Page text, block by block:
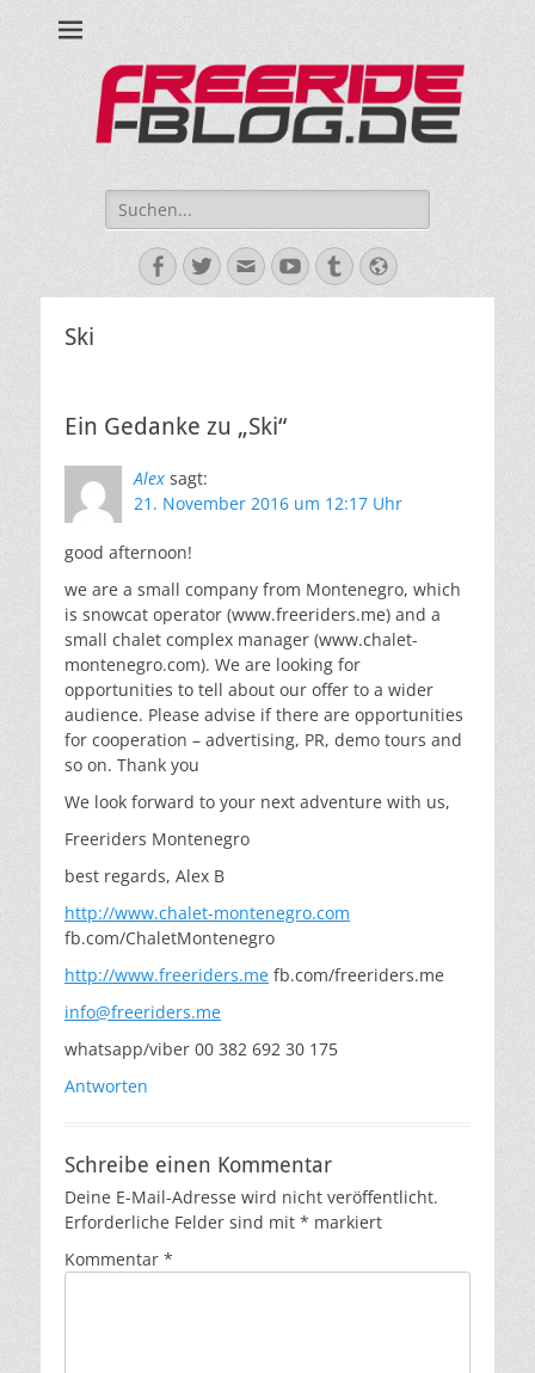
Suche
nach:
Facebook
Twitter
E-
Mail
YouTube
TumblrWebsite
Ski
Ein Gedanke zu „Ski“
Alex sagt:
21. November 2016 um 12:17 Uhr
good afternoon!
we are a small company from Montenegro, which
is snowcat operator (www.freeriders.me) and a
small chalet complex manager (www.chalet-
montenegro.com). We are looking for
opportunities to tell about our offer to a wider
audience. Please advise if there are opportunities
for cooperation – advertising, PR, demo tours and
so on. Thank you
We look forward to your next adventure with us,
Freeriders Montenegro
best regards, Alex B
http://www.chalet-montenegro.com
fb.com/ChaletMontenegro
http://www.freeriders.me fb.com/freeriders.me
info@freeriders.me
whatsapp/viber 00 382 692 30 175
Antworten
Schreibe einen Kommentar
Deine E-Mail-Adresse wird nicht veröffentlicht.
Erforderliche Felder sind mit * markiert
Kommentar *